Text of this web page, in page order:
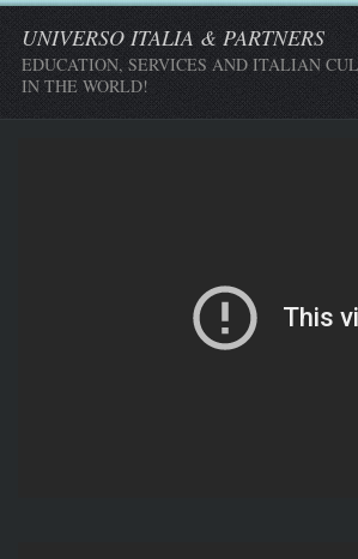
UNIVERSO ITALIA & PARTNERS
EDUCATION, SERVICES AND ITALIAN
IN THE WORLD!